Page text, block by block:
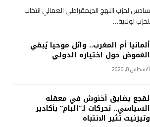
لحزب النهج الديمقراطي العمالي انتخاب
لولاية…
ألمانيا أم المغرب.. وائل موحيا يُبقي
الغموض حول اختياره الدولي
أغسطس 8, 2026
لقجع يضايق أخنوش في معقله
السياسي.. تحركات لـ”البام” بأكادير
وتيزنيت تثير الانتباه